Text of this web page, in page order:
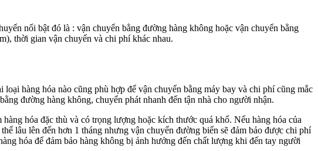
nổi bật đó là : vận chuyển bằng đường hàng không hoặc vận chuyển bằng
thời gian vận chuyển và chi phí khác nhau.
hàng hóa nào cũng phù hợp để vận chuyển bằng máy bay và chi phí cũng mắc
đường hàng không, chuyển phát nhanh đến tận nhà cho người nhận.
hóa đặc thù và có trọng lượng hoặc kích thước quá khổ. Nếu hàng hóa của
lâu lên đến hơn 1 tháng nhưng vận chuyển đường biển sẽ đảm bảo được chi phí
hóa để đảm bảo hàng không bị ảnh hưởng đến chất lượng khi đến tay người